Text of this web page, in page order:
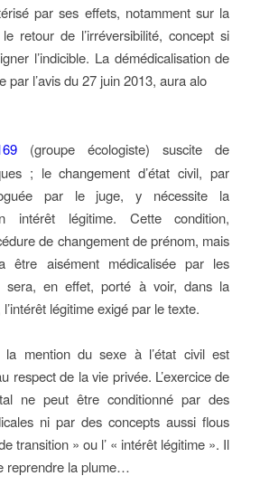
par ses effets, notamment sur la
retour de l’irréversibilité, concept si
l’indicible. La démédicalisation de
par l’avis du 27 juin 2013, aura alo
(groupe écologiste) suscite de
; le changement d’état civil, par
par le juge, y nécessite la
intérêt légitime. Cette condition,
de changement de prénom, mais
être aisément médicalisée par les
sera, en effet, porté à voir, dans la
légitime exigé par le texte.
la mention du sexe à l’état civil est
respect de la vie privée. L’exercice de
ne peut être conditionné par des
ni par des concepts aussi flous
transition » ou l’ « intérêt légitime ». Il
reprendre la plume…